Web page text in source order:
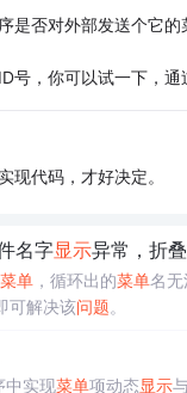
是否对外部发送个它的
号，你可以试一下，
现代码，才好决定。
名字显示异常，折
菜单，循环出的菜单名无
可解决该问题。
中实现菜单项动态显示